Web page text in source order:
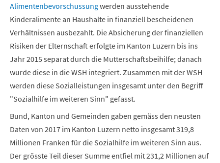
Alimentenbevorschussungwerden ausstehende
Kinderalimente an Haushalte in finanziell bescheidenen
Verhältnissen ausbezahlt. Die Absicherung der finanziellen
Risiken der Elternschaft erfolgte im Kanton Luzern bis ins
Jahr 2015 separat durch die Mutterschaftsbeihilfe; danach
wurde diese in die WSH integriert. Zusammen mit der WSH
werden diese Sozialleistungen insgesamt unter den Begriff
"Sozialhilfe im weiteren Sinn" gefasst.
Bund, Kanton und Gemeinden gaben gemäss den neusten
Daten von 2017 im Kanton Luzern netto insgesamt 319,8
Millionen Franken für die Sozialhilfe im weiteren Sinn aus.
Der grösste Teil dieser Summe entfiel mit 231,2 Millionen auf